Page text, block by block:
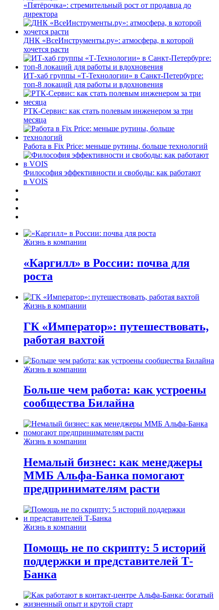
«Пятёрочка»: стремительный рост от продавца до
директора
ДНК «ВсеИнструменты.ру»: атмосфера, в которой
хочется расти
ИТ-хаб группы «Т-Технологии» в Санкт-Петербурге:
топ-8 локаций для работы и вдохновения
РТК-Сервис: как стать полевым инженером за три
месяца
Работа в Fix Price: меньше рутины, больше технологий
Философия эффективности и свободы: как работают
в VOIS
Жизнь в компании
«Каргилл» в России: почва для
роста
Жизнь в компании
ГК «Император»: путешествовать,
работая вахтой
Жизнь в компании
Больше чем работа: как устроены
сообщества Билайна
Жизнь в компании
Немалый бизнес: как менеджеры
ММБ Альфа-Банка помогают
предпринимателям расти
Жизнь в компании
Помощь не по скрипту: 5 историй
поддержки и представителей Т-
Банка